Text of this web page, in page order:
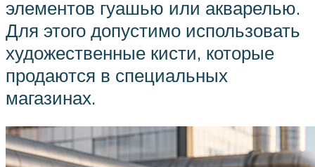
элементов гуашью или акварелью.
Для этого допустимо использовать
художественные кисти, которые
продаются в специальных
магазинах.